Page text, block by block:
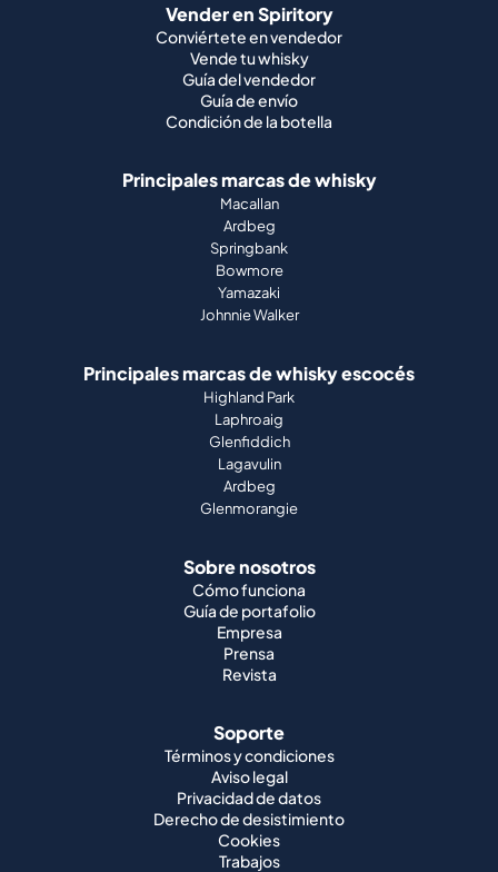
Vender en Spiritory
Conviértete en vendedor
Vende tu whisky
Guía del vendedor
Guía de envío
Condición de la botella
Principales marcas de whisky
Macallan
Ardbeg
Springbank
Bowmore
Yamazaki
Johnnie Walker
Principales marcas de whisky escocés
Highland Park
Laphroaig
Glenfiddich
Lagavulin
Ardbeg
Glenmorangie
Sobre nosotros
Cómo funciona
Guía de portafolio
Empresa
Prensa
Revista
Soporte
Términos y condiciones
Aviso legal
Privacidad de datos
Derecho de desistimiento
Cookies
Trabajos